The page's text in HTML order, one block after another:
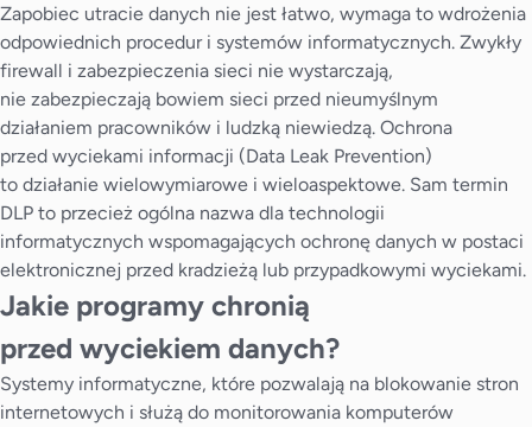
Zapobiec utracie danych nie jest łatwo, wymaga to wdrożenia
odpowiednich procedur i systemów informatycznych. Zwykły
firewall i zabezpieczenia sieci nie wystarczają,
nie zabezpieczają bowiem sieci przed nieumyślnym
działaniem pracowników i ludzką niewiedzą. Ochrona
przed wyciekami informacji (Data Leak Prevention)
to działanie wielowymiarowe i wieloaspektowe. Sam termin
DLP to przecież ogólna nazwa dla technologii
informatycznych wspomagających ochronę danych w postaci
elektronicznej przed kradzieżą lub przypadkowymi wyciekami.
Jakie programy chronią
przed wyciekiem danych?
Systemy informatyczne, które pozwalają na blokowanie stron
internetowych i służą do monitorowania komputerów